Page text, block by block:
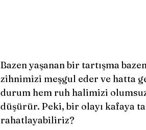
Bazen yaşanan bir tartışma
zihnimizi meşgul eder ve hatta
durum hem ruh halimizi
düşürür. Peki, bir olayı kafaya
rahatlayabiliriz?